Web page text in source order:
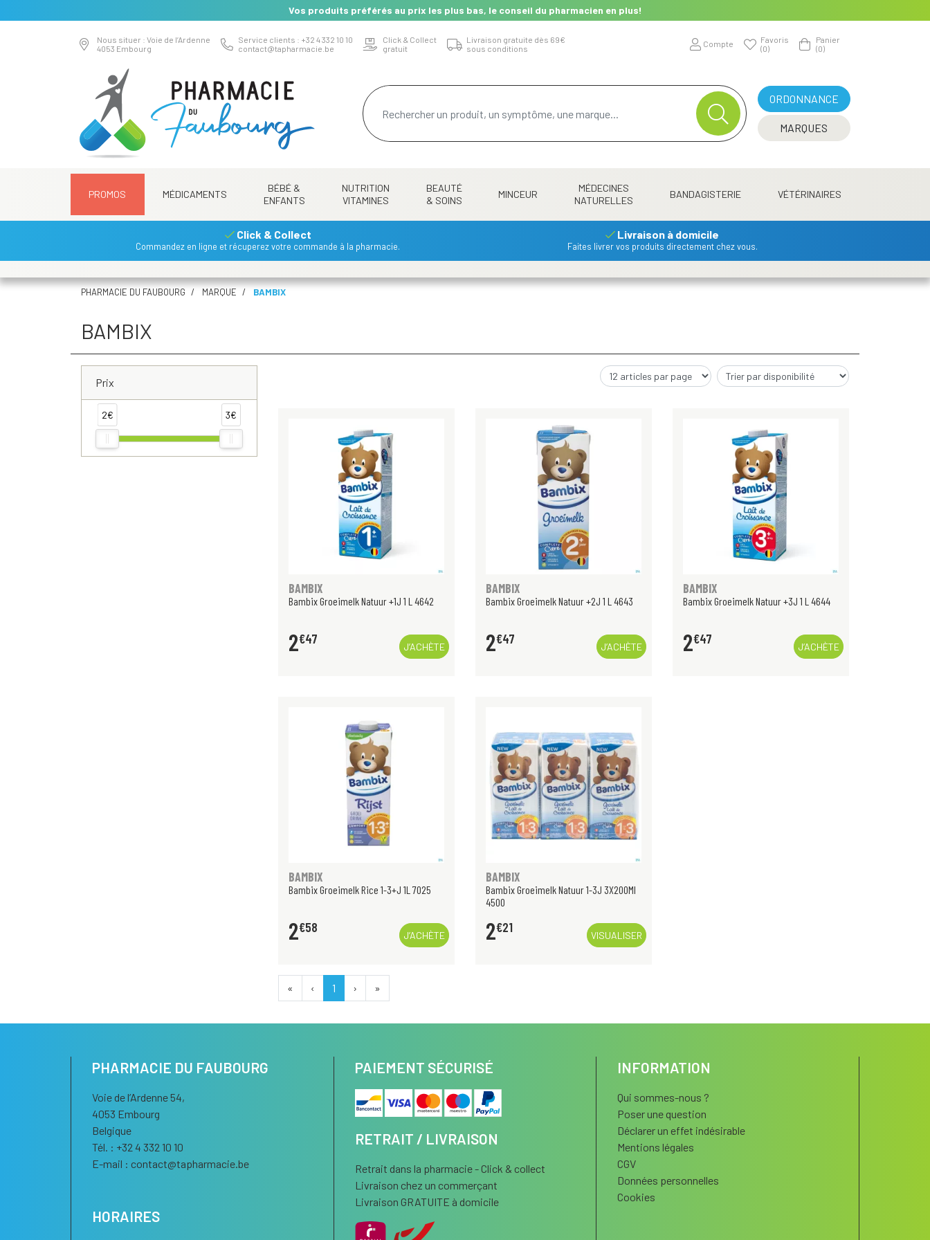
Vos produits préférés au prix les plus bas, le conseil du pharmacien en plus!
Nous situer : Voie de l’Ardenne
4053 Embourg
Service clients : +32 4 332 10 10
contact@tapharmacie.be
Click & Collect
gratuit
Livraison gratuite dès 69€
sous conditions
Compte
Favoris
(0)
Panier
(0)
ORDONNANCE
MARQUES
PROMOS MÉDICAMENTS
BÉBÉ &
ENFANTS
NUTRITION
VITAMINES
BEAUTÉ
& SOINS
MINCEUR
MÉDECINES
NATURELLES
BANDAGISTERIE VÉTÉRINAIRES
Click & Collect
Commandez en ligne et récuperez votre commande à la pharmacie.
Livraison à domicile
Faites livrer vos produits directement chez vous.
PHARMACIE DU FAUBOURG MARQUE BAMBIX
BAMBIX
Prix
2€ 3€
BAMBIX
Bambix Groeimelk Natuur +1J 1 L 4642
2€47
J’ACHÈTE
BAMBIX
Bambix Groeimelk Natuur +2J 1 L 4643
2€47
J’ACHÈTE
BAMBIX
Bambix Groeimelk Natuur +3J 1 L 4644
2€47
J’ACHÈTE
BAMBIX
Bambix Groeimelk Rice 1-3+J 1L 7025
2€58
J’ACHÈTE
BAMBIX
Bambix Groeimelk Natuur 1-3J 3X200Ml
4500
2€21
VISUALISER
« ‹ 1 › »
PHARMACIE DU FAUBOURG
Voie de l’Ardenne 54,
4053 Embourg
Belgique
Tél. : +32 4 332 10 10
E-mail : contact@tapharmacie.be
HORAIRES
PAIEMENT SÉCURISÉ
RETRAIT / LIVRAISON
Retrait dans la pharmacie - Click & collect
Livraison chez un commerçant
Livraison GRATUITE à domicile
INFORMATION
Qui sommes-nous ?
Poser une question
Déclarer un effet indésirable
Mentions légales
CGV
Données personnelles
Cookies